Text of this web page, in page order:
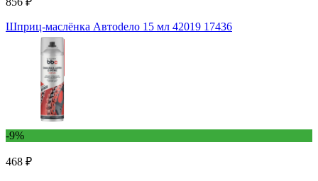
Шприц-маслёнка Автоdело 15 мл 42019 17436
-9%
468 ₽